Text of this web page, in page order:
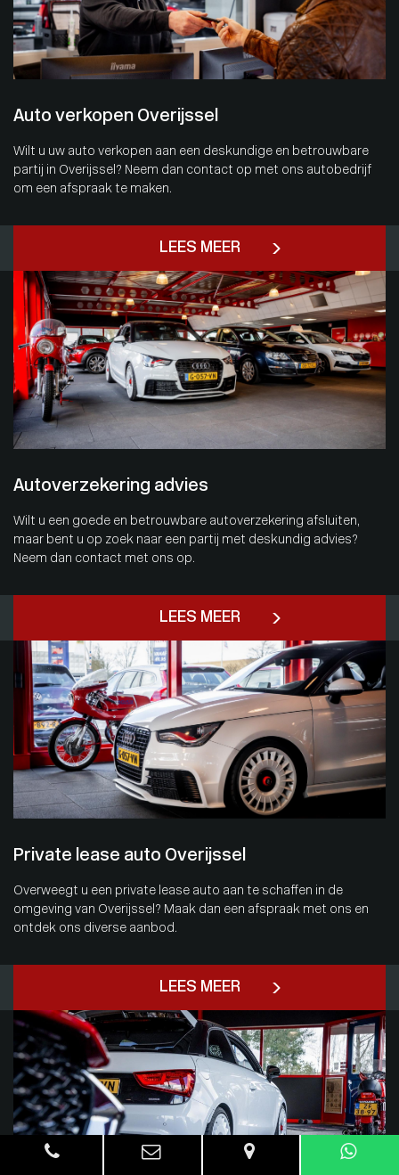
Auto verkopen Overijssel
Wilt u uw auto verkopen aan een deskundige en betrouwbare
partij in Overijssel? Neem dan contact op met ons autobedrijf
om een afspraak te maken.
LEES MEER
Autoverzekering advies
Wilt u een goede en betrouwbare autoverzekering afsluiten,
maar bent u op zoek naar een partij met deskundig advies?
Neem dan contact met ons op.
LEES MEER
Private lease auto Overijssel
Overweegt u een private lease auto aan te schaffen in de
omgeving van Overijssel? Maak dan een afspraak met ons en
ontdek ons diverse aanbod.
LEES MEER